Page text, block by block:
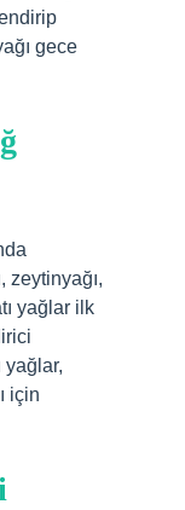
gece
zeytinyağı,
yağlar ilk
yağlar,
için